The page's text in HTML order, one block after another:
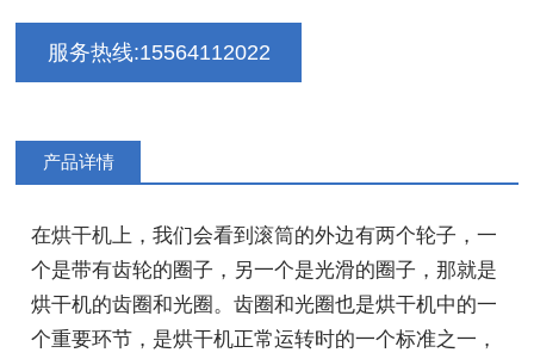
服务热线:15564112022
产品详情
在烘干机上，我们会看到滚筒的外边有两个轮子，一
个是带有齿轮的圈子，另一个是光滑的圈子，那就是
烘干机的齿圈和光圈。齿圈和光圈也是烘干机中的一
个重要环节，是烘干机正常运转时的一个标准之一，